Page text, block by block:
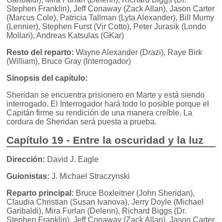
Stephen Franklin), Jeff Conaway (Zack Allan), Jason Carter
(Marcus Cole), Patricia Tallman (Lyta Alexander), Bill Mumy
(Lennier), Stephen Furst (Vir Cotto), Peter Jurasik (Londo
Mollari), Andreas Katsulas (GKar)
Resto del reparto: Wayne Alexander (Drazi), Raye Birk
(William), Bruce Gray (Interrogador)
Sinopsis del capítulo:
Sheridan se encuentra prisionero en Marte y está siendo
interrogado. El Interrogador hará todo lo posible porque el
Capitán firme su rendición de una manera creíble. La
cordura de Sheridan será puesta a prueba.
Capítulo 19 - Entre la oscuridad y la luz
Dirección: David J. Eagle
Guionistas: J. Michael Straczynski
Reparto principal: Bruce Boxleitner (John Sheridan),
Claudia Christian (Susan Ivanova), Jerry Doyle (Michael
Garibaldi), Mira Furlan (Delenn), Richard Biggs (Dr.
Stephen Franklin), Jeff Conaway (Zack Allan), Jason Carter